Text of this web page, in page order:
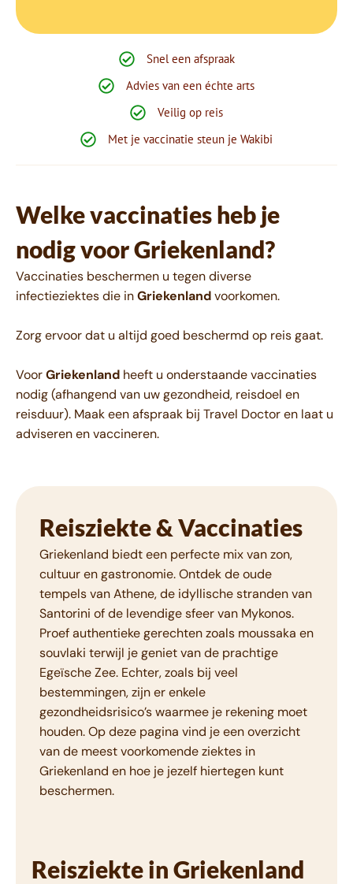
Snel een afspraak
Advies van een échte arts
Veilig op reis
Met je vaccinatie steun je Wakibi
Welke vaccinaties heb je
nodig voor Griekenland?
Vaccinaties beschermen u tegen diverse
infectieziektes die inGriekenlandvoorkomen.
Zorg ervoor dat u altijd goed beschermd op reis gaat.
VoorGriekenland heeft u onderstaande vaccinaties
nodig (afhangend van uw gezondheid, reisdoel en
reisduur). Maak een afspraak bij Travel Doctor en laat u
adviseren en vaccineren.
Reisziekte & Vaccinaties
Griekenland biedt een perfecte mix van zon,
cultuur en gastronomie. Ontdek de oude
tempels van Athene, de idyllische stranden van
Santorini of de levendige sfeer van Mykonos.
Proef authentieke gerechten zoals moussaka en
souvlaki terwijl je geniet van de prachtige
Egeïsche Zee. Echter, zoals bij veel
bestemmingen, zijn er enkele
gezondheidsrisico’s waarmee je rekening moet
houden. Op deze pagina vind je een overzicht
van de meest voorkomende ziektes in
Griekenland en hoe je jezelf hiertegen kunt
beschermen.
Reisziekte in Griekenland